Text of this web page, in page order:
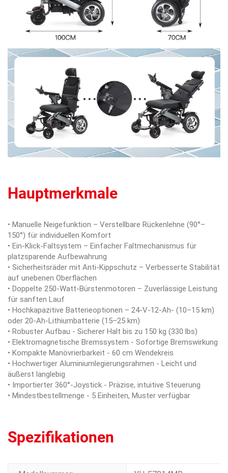
Hauptmerkmale
• Manuelle Neigefunktion – Verstellbare Rückenlehne (90°–
150°) für individuellen Komfort
• Ein-Klick-Faltsystem – Einfacher Faltmechanismus für
platzsparende Aufbewahrung
• Sicherheitsräder mit Anti-Kippschutz – Verbesserte Stabilität
auf unebenen Oberflächen
• Doppelte 250-Watt-Bürstenmotoren – Zuverlässige Leistung
für sanften Lauf
• Hochkapazitive Batterieoptionen – 24-V-12-Ah- (10–15 km)
oder 20-Ah-Lithiumbatterie (15–25 km)
• Robuster Aufbau - Sicherer Halt bis zu 150 kg (330 lbs)
• Elektromagnetische Bremssystem - Sofortige Bremswirkung
• Kompakte Manövrierbarkeit - 60 cm Wendekreis
• Hochwertiger Aluminiumlegierungsrahmen - Leicht und
äußerst langlebig
• Importierter 360°-Joystick - Präzise, intuitive Steuerung
• Mindestbestellmenge - 5 Einheiten, Muster verfügbar
Spezifikationen